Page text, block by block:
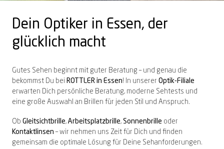
Dein Optiker in Essen, der
glücklich macht
Gutes Sehen beginnt mit guter Beratung – und genau die
bekommst Du bei ROTTLER in Essen! In unserer Optik-Filiale
erwarten Dich persönliche Beratung, moderne Sehtests und
eine große Auswahl an Brillen für jeden Stil und Anspruch.
Ob Gleitsichtbrille, Arbeitsplatzbrille, Sonnenbrille oder
Kontaktlinsen – wir nehmen uns Zeit für Dich und finden
gemeinsam die optimale Lösung für Deine Sehanforderungen.